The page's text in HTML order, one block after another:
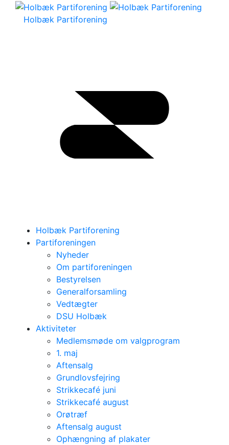
Holbæk Partiforening
Holbæk Partiforening
Partiforeningen
Nyheder
Om partiforeningen
Bestyrelsen
Generalforsamling
Vedtægter
DSU Holbæk
Aktiviteter
Medlemsmøde om valgprogram
1. maj
Aftensalg
Grundlovsfejring
Strikkecafé juni
Strikkecafé august
Orøtræf
Aftensalg august
Ophængning af plakater